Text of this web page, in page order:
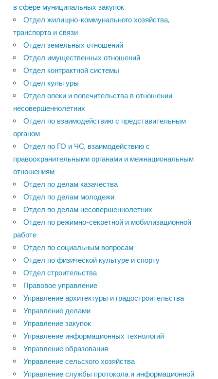
в сфере муниципальных закупок
Отдел жилищно-коммунального хозяйства,
транспорта и связи
Отдел земельных отношений
Отдел имущественных отношений
Отдел контрактной системы
Отдел культуры
Отдел опеки и попечительства в отношении
несовершеннолетних
Отдел по взаимодействию с представительным
органом
Отдел по ГО и ЧС, взаимодействию с
правоохранительными органами и межнациональным
отношениям
Отдел по делам казачества
Отдел по делам молодежи
Отдел по делам несовершеннолетних
Отдел по режимно-секретной и мобилизационной
работе
Отдел по социальным вопросам
Отдел по физической культуре и спорту
Отдел строительства
Правовое управление
Управление архитектуры и градостроительства
Управление делами
Управление закупок
Управление информационных технологий
Управление образования
Управление сельского хозяйства
Управление службы протокола и информационной